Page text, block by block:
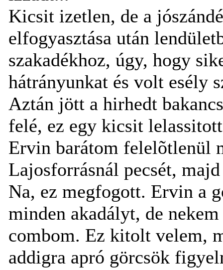
Kicsit izetlen, de a
elfogyasztása után
szakadékhoz, úgy, hogy
hátrányunkat és volt esély
Aztán jött a hirhedt
felé, ez egy kicsit
Ervin barátom felelõtlenül
Lajosforrásnál pecsét,
Na, ez megfogott. Ervin a
minden akadályt, de
combom. Ez kitolt velem,
addigra apró görcsök